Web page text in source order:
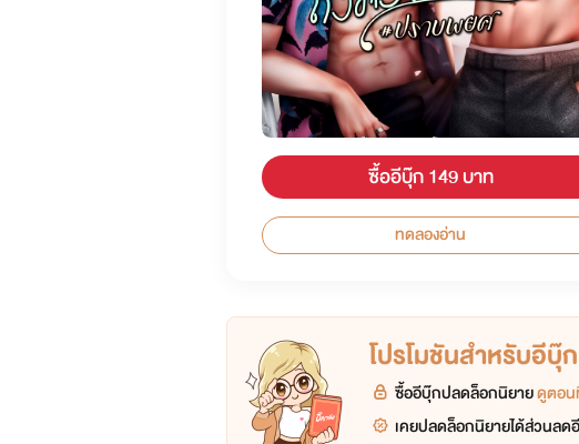
ซื้ออีบุ๊ก 149 บาท
ทดลองอ่าน
โปรโมชันสำหรับอีบุ๊ก
ซื้ออีบุ๊กปลดล็อกนิยายดูตอน
เคยปลดล็อกนิยายได้ส่วนลด